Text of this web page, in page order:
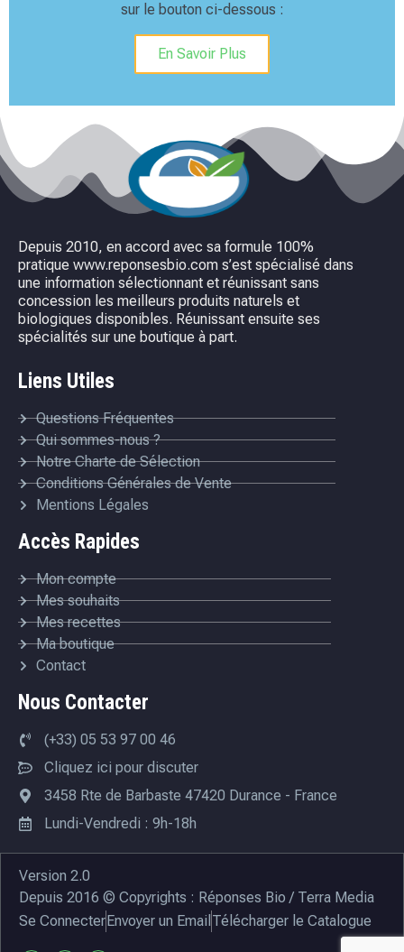
sur le bouton ci-dessous :
En Savoir Plus
Depuis 2010, en accord avec sa formule 100%
pratique www.reponsesbio.com s’est spécialisé dans
une information sélectionnant et réunissant sans
concession les meilleurs produits naturels et
biologiques disponibles. Réunissant ensuite ses
spécialités sur une boutique à part.
Liens Utiles
Questions Fréquentes
Qui sommes-nous ?
Notre Charte de Sélection
Conditions Générales de Vente
Mentions Légales
Accès Rapides
Mon compte
Mes souhaits
Mes recettes
Ma boutique
Contact
Nous Contacter
(+33) 05 53 97 00 46
Cliquez ici pour discuter
3458 Rte de Barbaste 47420 Durance - France
Lundi-Vendredi : 9h-18h
Version 2.0
Depuis 2016 © Copyrights : Réponses Bio / Terra Media
Se Connecter Envoyer un Email Télécharger le Catalogue